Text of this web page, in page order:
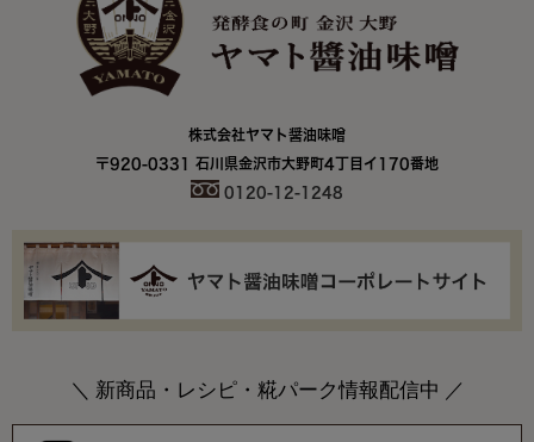
株式会社ヤマト醤油味噌
〒920-0331 石川県金沢市大野町4丁目イ170番地
0120-12-1248
＼ 新商品・レシピ・糀パーク情報配信中 ／